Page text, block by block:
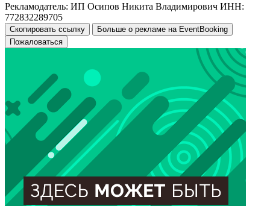
Рекламодатель: ИП Осипов Никита Владимирович ИНН:
772832289705
Скопировать ссылку
Больше о рекламе на EventBooking
Пожаловаться